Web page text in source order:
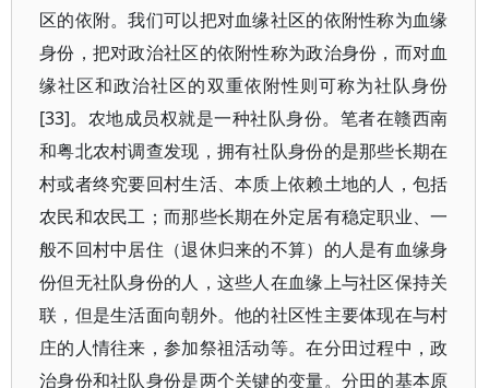
区的依附。我们可以把对血缘社区的依附性称为血缘
身份，把对政治社区的依附性称为政治身份，而对血
缘社区和政治社区的双重依附性则可称为社队身份
[33]。农地成员权就是一种社队身份。笔者在赣西南
和粤北农村调查发现，拥有社队身份的是那些长期在
村或者终究要回村生活、本质上依赖土地的人，包括
农民和农民工；而那些长期在外定居有稳定职业、一
般不回村中居住（退休归来的不算）的人是有血缘身
份但无社队身份的人，这些人在血缘上与社区保持关
联，但是生活面向朝外。他的社区性主要体现在与村
庄的人情往来，参加祭祖活动等。在分田过程中，政
治身份和社队身份是两个关键的变量。分田的基本原